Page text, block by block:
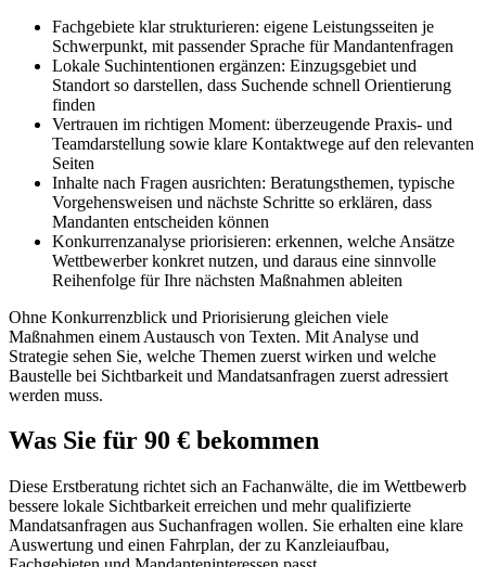
Fachgebiete klar strukturieren: eigene Leistungsseiten je
Schwerpunkt, mit passender Sprache für Mandantenfragen
Lokale Suchintentionen ergänzen: Einzugsgebiet und
Standort so darstellen, dass Suchende schnell Orientierung
finden
Vertrauen im richtigen Moment: überzeugende Praxis- und
Teamdarstellung sowie klare Kontaktwege auf den relevanten
Seiten
Inhalte nach Fragen ausrichten: Beratungsthemen, typische
Vorgehensweisen und nächste Schritte so erklären, dass
Mandanten entscheiden können
Konkurrenzanalyse priorisieren: erkennen, welche Ansätze
Wettbewerber konkret nutzen, und daraus eine sinnvolle
Reihenfolge für Ihre nächsten Maßnahmen ableiten
Ohne Konkurrenzblick und Priorisierung gleichen viele
Maßnahmen einem Austausch von Texten. Mit Analyse und
Strategie sehen Sie, welche Themen zuerst wirken und welche
Baustelle bei Sichtbarkeit und Mandatsanfragen zuerst adressiert
werden muss.
Was Sie für 90 € bekommen
Diese Erstberatung richtet sich an Fachanwälte, die im Wettbewerb
bessere lokale Sichtbarkeit erreichen und mehr qualifizierte
Mandatsanfragen aus Suchanfragen wollen. Sie erhalten eine klare
Auswertung und einen Fahrplan, der zu Kanzleiaufbau,